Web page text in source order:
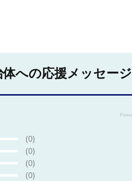
体への応援メッセージ
(0)
(0)
(0)
(0)